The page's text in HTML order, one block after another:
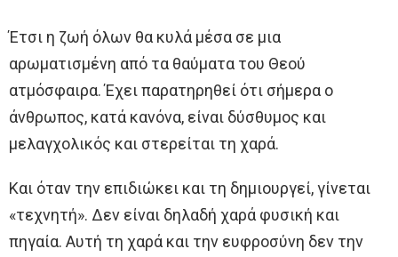
Έτσι η ζωή όλων θα κυλά μέσα σε μια
αρωματισμένη από τα θαύματα του Θεού
ατμόσφαιρα. Έχει παρατηρηθεί ότι σήμερα ο
άνθρωπος, κατά κανόνα, είναι δύσθυμος και
μελαγχολικός και στερείται τη χαρά.
Και όταν την επιδιώκει και τη δημιουργεί, γίνεται
«τεχνητή». Δεν είναι δηλαδή χαρά φυσική και
πηγαία. Αυτή τη χαρά και την ευφροσύνη δεν την